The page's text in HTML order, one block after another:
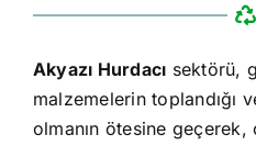
Akyazı Hurdacı sektörü,
malzemelerin toplandığı
olmanın ötesine